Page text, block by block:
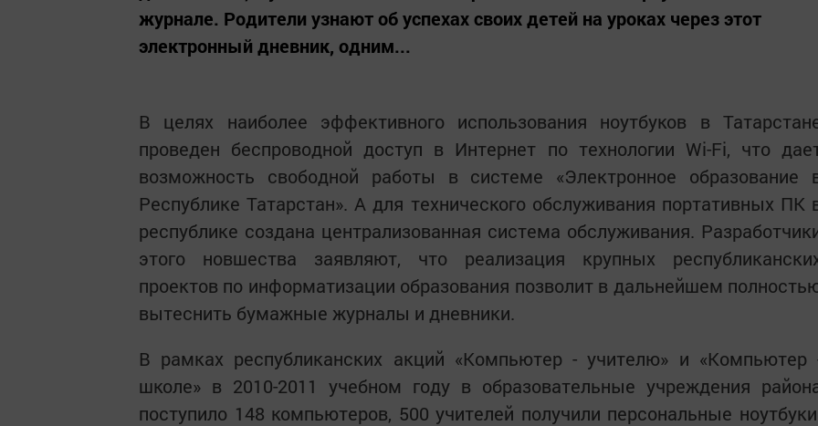
журнале. Родители узнают об успехах своих детей на уроках через этот
электронный дневник, одним...
В целях наиболее эффективного использования ноутбуков в
проведен беспроводной доступ в Интернет по технологии Wi-Fi, что
возможность свободной работы в системе «Электронное образование
Республике Татарстан». А для технического обслуживания портативных ПК
республике создана централизованная система обслуживания.
этого новшества заявляют, что реализация крупных
проектов по информатизации образования позволит в дальнейшем
вытеснить бумажные журналы и дневники.
В рамках республиканских акций «Компьютер - учителю» и «Компьютер
школе» в 2010-2011 учебном году в образовательные учреждения
поступило 148 компьютеров, 500 учителей получили персональные